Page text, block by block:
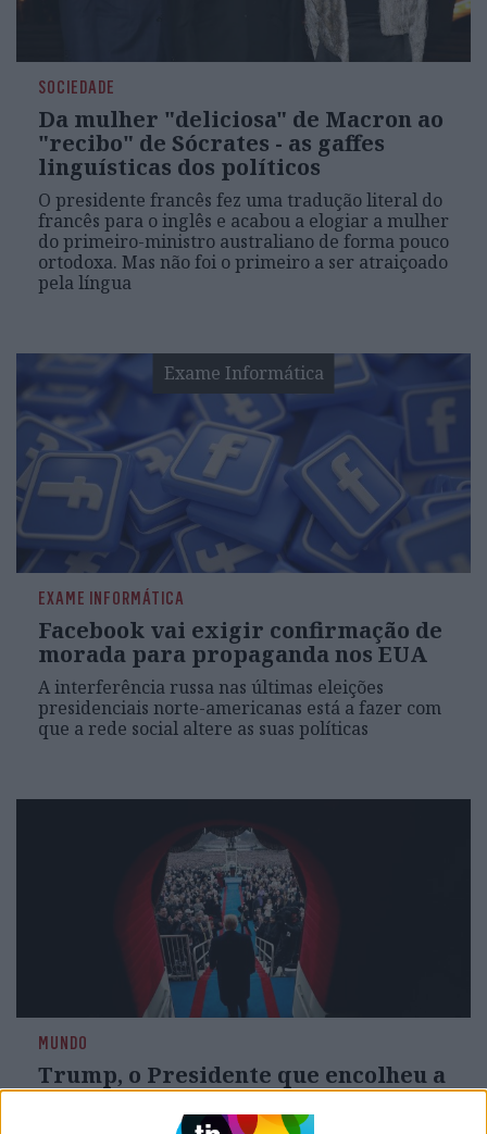
SOCIEDADE
Da mulher "deliciosa" de Macron ao
"recibo" de Sócrates - as gaffes
linguísticas dos políticos
O presidente francês fez uma tradução literal do
francês para o inglês e acabou a elogiar a mulher
do primeiro-ministro australiano de forma pouco
ortodoxa. Mas não foi o primeiro a ser atraiçoado
pela língua
Exame Informática
EXAME INFORMÁTICA
Facebook vai exigir confirmação de
morada para propaganda nos EUA
A interferência russa nas últimas eleições
presidenciais norte-americanas está a fazer com
que a rede social altere as suas políticas
MUNDO
Trump, o Presidente que encolheu a
América